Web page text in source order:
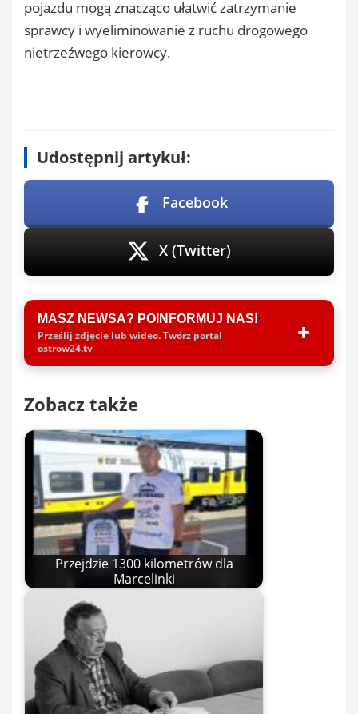
pojazdu mogą znacząco ułatwić zatrzymanie
sprawcy i wyeliminowanie z ruchu drogowego
nietrzeźwego kierowcy.
Udostępnij artykuł:
Facebook
X (Twitter)
MASZ NEWSA? POINFORMUJ NAS!
Prześlij zdjęcie lub wideo. Twórz portal
ostrow24.tv
Zobacz także
Przejdzie 1300 kilometrów dla
Marcelinki